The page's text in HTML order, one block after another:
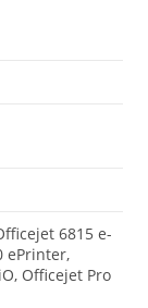
6815 e-
ePrinter,
Officejet Pro